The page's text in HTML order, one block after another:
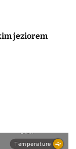
jeziorem